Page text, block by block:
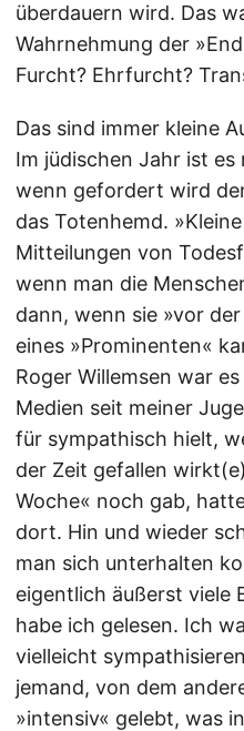
überdauern wird. Das
Wahrnehmung der
Furcht? Ehrfurcht?
Das sind immer kleine
Im jüdischen Jahr ist
wenn gefordert wird
das Totenhemd.
Mitteilungen von
wenn man die
dann, wenn sie »vor
eines »Prominenten«
Roger Willemsen war
Medien seit meiner
für sympathisch hielt,
der Zeit gefallen
Woche« noch gab,
dort. Hin und wieder
man sich unterhalten
eigentlich äußerst viele
habe ich gelesen. Ich
vielleicht
jemand, von dem
»intensiv« gelebt, was